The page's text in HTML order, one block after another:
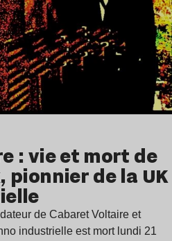
: vie et mort de
pionnier de la UK
de Cabaret Voltaire et
industrielle est mort lundi 21